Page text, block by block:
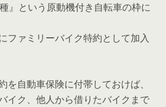
』という原動機付き自転車の枠に
ファミリーバイク特約として加入
を自動車保険に付帯しておけば、
イク、他人から借りたバイクまで